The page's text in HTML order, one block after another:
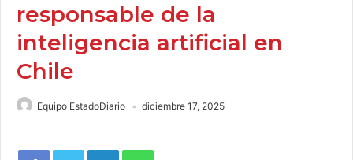
responsable de la
inteligencia artificial en
Chile
Equipo EstadoDiario diciembre 17, 2025